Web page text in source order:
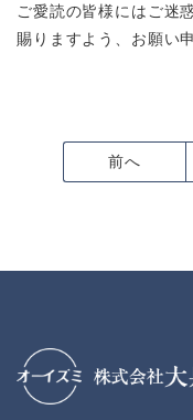
ご愛読の皆様にはご迷
賜りますよう、お願い
前へ